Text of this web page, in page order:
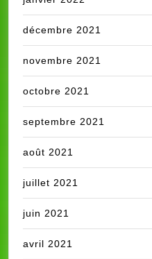
décembre 2021
novembre 2021
octobre 2021
septembre 2021
août 2021
juillet 2021
juin 2021
avril 2021